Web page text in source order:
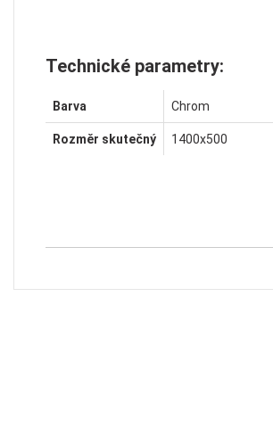
Technické parametry:
Barva Chrom
Rozměr skutečný 1400x500